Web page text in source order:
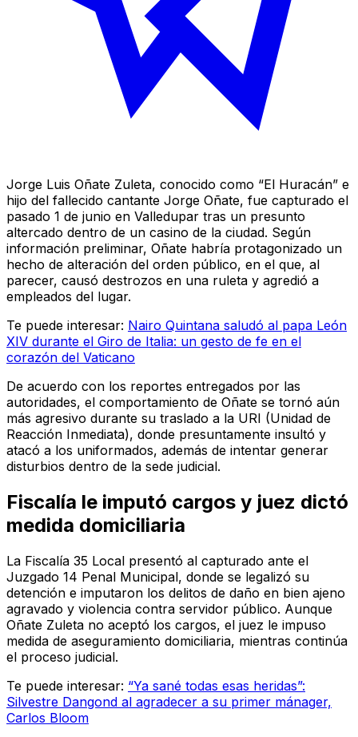
Jorge Luis Oñate Zuleta, conocido como “El Huracán” e
hijo del fallecido cantante Jorge Oñate, fue capturado el
pasado 1 de junio en Valledupar tras un presunto
altercado dentro de un casino de la ciudad. Según
información preliminar, Oñate habría protagonizado un
hecho de alteración del orden público, en el que, al
parecer, causó destrozos en una ruleta y agredió a
empleados del lugar.
Te puede interesar: Nairo Quintana saludó al papa León
XIV durante el Giro de Italia: un gesto de fe en el
corazón del Vaticano
De acuerdo con los reportes entregados por las
autoridades, el comportamiento de Oñate se tornó aún
más agresivo durante su traslado a la URI (Unidad de
Reacción Inmediata), donde presuntamente insultó y
atacó a los uniformados, además de intentar generar
disturbios dentro de la sede judicial.
Fiscalía le imputó cargos y juez dictó
medida domiciliaria
La Fiscalía 35 Local presentó al capturado ante el
Juzgado 14 Penal Municipal, donde se legalizó su
detención e imputaron los delitos de daño en bien ajeno
agravado y violencia contra servidor público. Aunque
Oñate Zuleta no aceptó los cargos, el juez le impuso
medida de aseguramiento domiciliaria, mientras continúa
el proceso judicial.
Te puede interesar: “Ya sané todas esas heridas”:
Silvestre Dangond al agradecer a su primer mánager,
Carlos Bloom